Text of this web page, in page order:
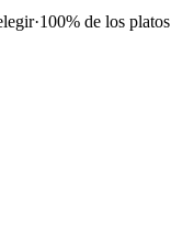
·100% de los platos